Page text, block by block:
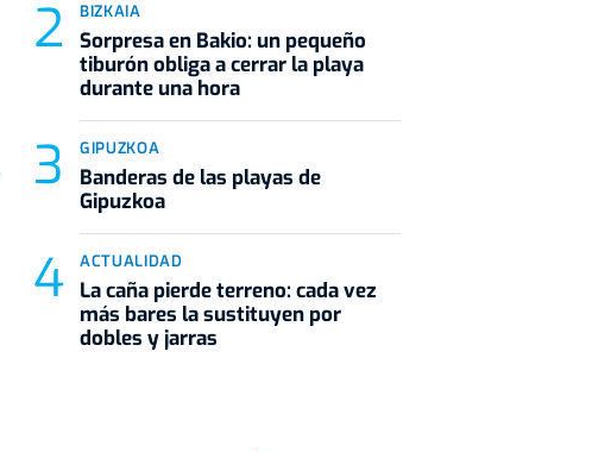
BIZKAIA
Sorpresa en Bakio: un pequeño
tiburón obliga a cerrar la playa
durante una hora
GIPUZKOA
Banderas de las playas de
Gipuzkoa
ACTUALIDAD
La caña pierde terreno: cada vez
más bares la sustituyen por
dobles y jarras